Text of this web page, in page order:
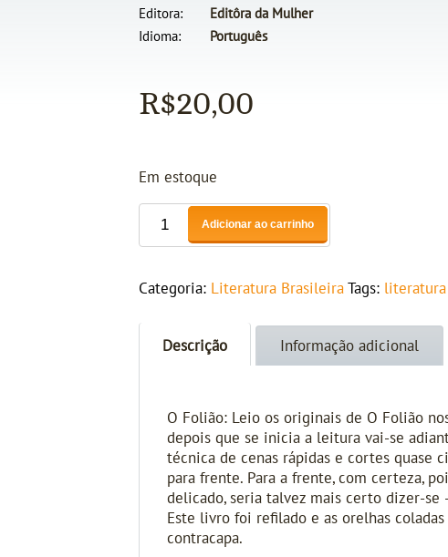
Editora
Editôra da Mulher
Idioma
Português
R$20,00
Em estoque
Adicionar ao carrinho
Categoria: Literatura Brasileira Tags:
Descrição Informação adicional
O Folião: Leio os originais de O Folião
depois que se inicia a leitura vai-se
técnica de cenas rápidas e cortes quase
para frente. Para a frente, com certeza,
delicado, seria talvez mais certo dizer-se
Este livro foi refilado e as orelhas
contracapa.